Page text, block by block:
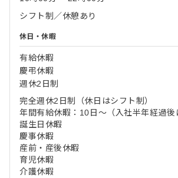
シフト制／休憩あり
休日・休暇
有給休暇
慶弔休暇
週休2日制
完全週休2日制（休日はシフト制）
年間有給休暇：10日～（入社半年経過後
誕生日休暇
慶事休暇
産前・産後休暇
育児休暇
介護休暇